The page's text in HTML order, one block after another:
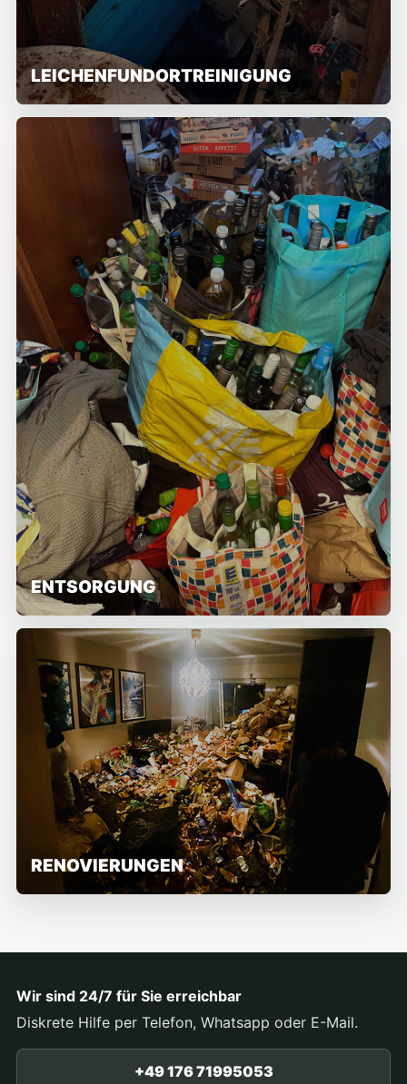
LEICHENFUNDORTREINIGUNG
ENTSORGUNG
RENOVIERUNGEN
Wir sind 24/7 für Sie erreichbar
Diskrete Hilfe per Telefon, Whatsapp oder E-Mail.
+49 176 71995053